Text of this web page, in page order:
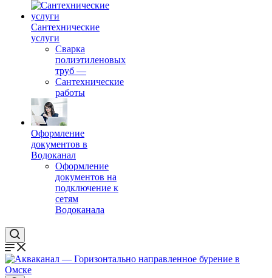
Сантехнические
услуги
Сварка
полиэтиленовых
труб —
Сантехнические
работы
Оформление
документов в
Водоканал
Оформление
документов на
подключение к
сетям
Водоканала